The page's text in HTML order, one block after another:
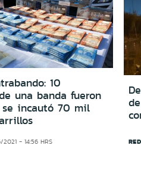
10
una banda fueron
incautó 70 mil
2021 - 14:56 HRS